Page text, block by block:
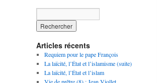
Articles récents
Requiem pour le pape François
La laïcité, l’État et l’islamisme (suite)
La laïcité, l’État et l’islam